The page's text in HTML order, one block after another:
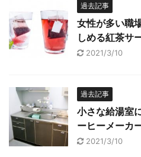
過去記事
女性が多い職
しめる紅茶サ
2021/3/10
過去記事
小さな給湯室
ーヒーメーカ
2021/3/10